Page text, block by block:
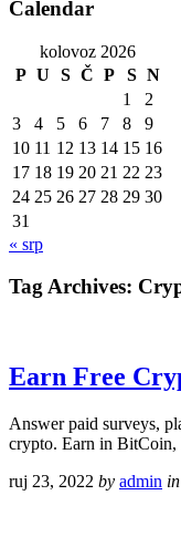
Calendar
kolovoz 2026
P U S Č P S N
1
2
3
4 5 6 7 8
9
10 11 12 13 14 15 16
17 18 19 20 21 22 23
24 25 26 27 28 29 30
31
« srp
Tag Archives:
Earn Free
Answer paid surveys,
crypto. Earn in BitCoin,
ruj 23, 2022 by admin in